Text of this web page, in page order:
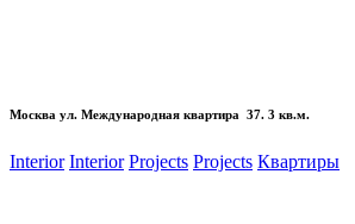
Москва ул. Международная квартира 37. 3 кв.м.
Interior Interior Projects Projects Квартиры